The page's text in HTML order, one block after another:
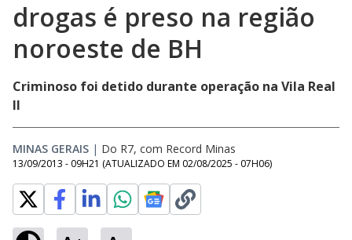
drogas é preso na região
noroeste de BH
Criminoso foi detido durante operação na Vila Real
II
MINAS GERAIS | Do R7, com Record Minas
13/09/2013 - 09H21 (ATUALIZADO EM 02/08/2025 - 07H06)